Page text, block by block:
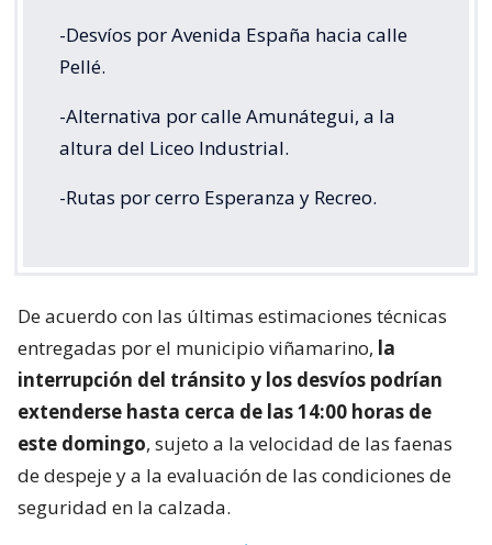
-Desvíos por Avenida España hacia calle
Pellé.
-Alternativa por calle Amunátegui, a la
altura del Liceo Industrial.
-Rutas por cerro Esperanza y Recreo.
De acuerdo con las últimas estimaciones técnicas
entregadas por el municipio viñamarino, la
interrupción del tránsito y los desvíos podrían
extenderse hasta cerca de las 14:00 horas de
este domingo, sujeto a la velocidad de las faenas
de despeje y a la evaluación de las condiciones de
seguridad en la calzada.